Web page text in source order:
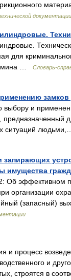
документации
для
…
Словарь-
выбору и
ситуаций
запирающих
имущества
Об эффективном
организации
(запасный)
и процесс
и
строятся в